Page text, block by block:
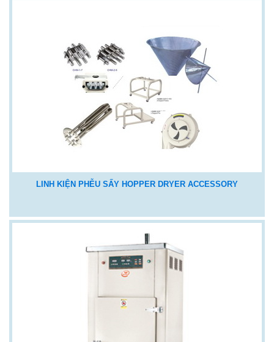
LINH KIỆN PHỄU SẤY HOPPER DRYER ACCESSORY